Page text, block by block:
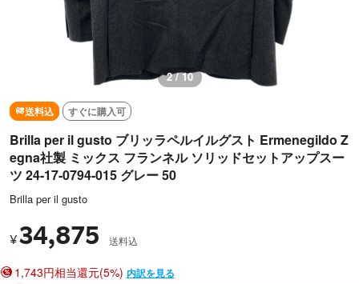
2 / 10
送料込 すぐに購入可
Brilla per il gusto ブリッラペルイルグスト Ermenegildo Z
egna社製 ミックス フランネル ソリッドセットアップスー
ツ 24-17-0794-015 グレー 50
Brilla per il gusto
¥34,875 送料込
1,743円相当還元(5%) 内訳を見る